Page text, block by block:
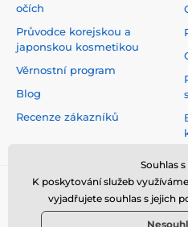
očích
Průvodce korejskou a
japonskou kosmetikou
Věrnostní program
Blog
Recenze zákazníků
Souhlas
K poskytování služeb
vyjadřujete souhlas s jejich